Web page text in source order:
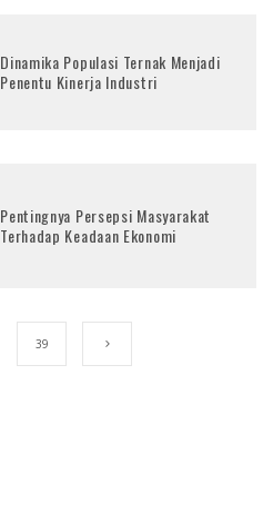
Dinamika Populasi Ternak Menjadi
Penentu Kinerja Industri
Pentingnya Persepsi Masyarakat
Terhadap Keadaan Ekonomi
39